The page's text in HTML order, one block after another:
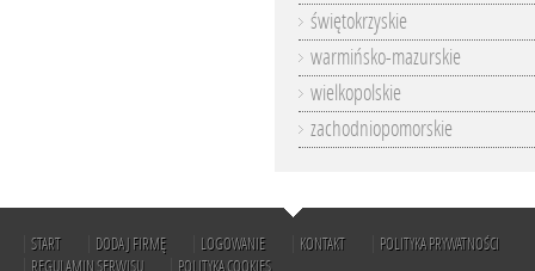
świętokrzyskie
warmińsko-mazurskie
wielkopolskie
zachodniopomorskie
START DODAJ FIRMĘ LOGOWANIE KONTAKT
POLITYKA PRYWATNOŚCI
REGULAMIN SERWISU
POLITYKA COOKIES